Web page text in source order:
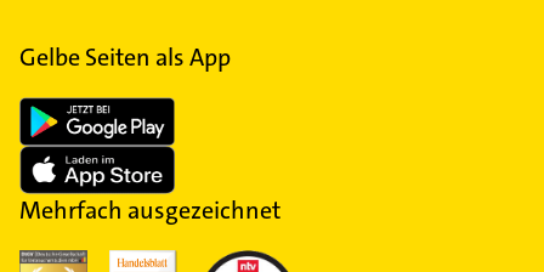
Gelbe Seiten als App
Mehrfach ausgezeichnet